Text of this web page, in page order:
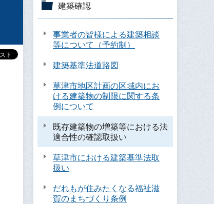
建築確認
事業者の皆様による建築相談
等について（予約制）
建築基準法道路図
草津市地区計画の区域内にお
ける建築物の制限に関する条
例について
既存建築物の増築等における法
適合性の確認取扱い
草津市における建築基準法取
扱い
だれもが住みたくなる福祉滋
賀のまちづくり条例